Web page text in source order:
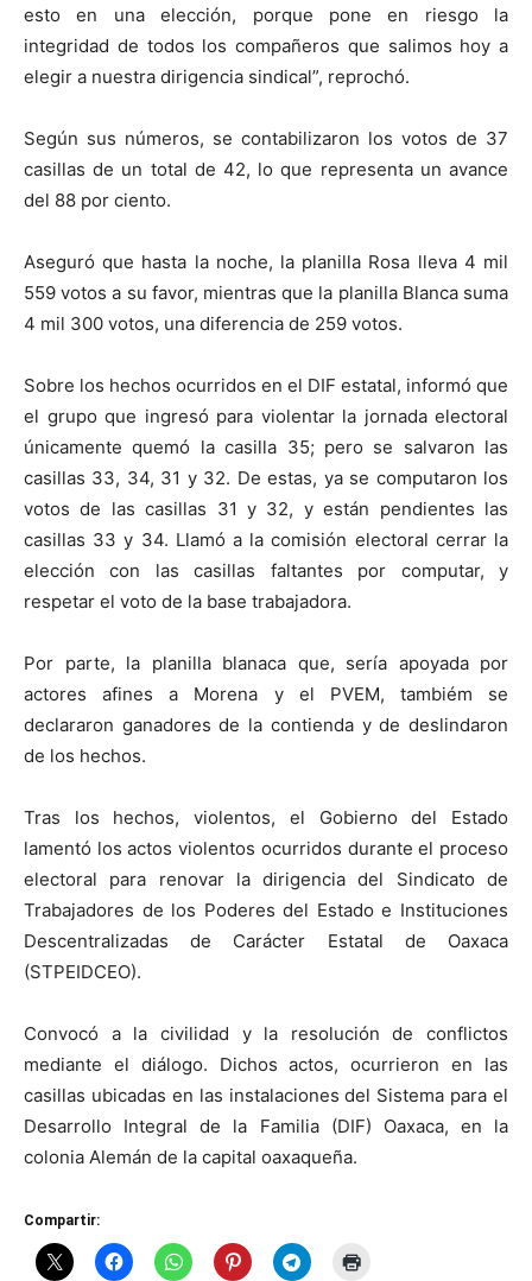
esto en una elección, porque pone en riesgo la
integridad de todos los compañeros que salimos hoy a
elegir a nuestra dirigencia sindical”, reprochó.
Según sus números, se contabilizaron los votos de 37
casillas de un total de 42, lo que representa un avance
del 88 por ciento.
Aseguró que hasta la noche, la planilla Rosa lleva 4 mil
559 votos a su favor, mientras que la planilla Blanca suma
4 mil 300 votos, una diferencia de 259 votos.
Sobre los hechos ocurridos en el DIF estatal, informó que
el grupo que ingresó para violentar la jornada electoral
únicamente quemó la casilla 35; pero se salvaron las
casillas 33, 34, 31 y 32. De estas, ya se computaron los
votos de las casillas 31 y 32, y están pendientes las
casillas 33 y 34. Llamó a la comisión electoral cerrar la
elección con las casillas faltantes por computar, y
respetar el voto de la base trabajadora.
Por parte, la planilla blanaca que, sería apoyada por
actores afines a Morena y el PVEM, tambiém se
declararon ganadores de la contienda y de deslindaron
de los hechos.
Tras los hechos, violentos, el Gobierno del Estado
lamentó los actos violentos ocurridos durante el proceso
electoral para renovar la dirigencia del Sindicato de
Trabajadores de los Poderes del Estado e Instituciones
Descentralizadas de Carácter Estatal de Oaxaca
(STPEIDCEO).
Convocó a la civilidad y la resolución de conflictos
mediante el diálogo. Dichos actos, ocurrieron en las
casillas ubicadas en las instalaciones del Sistema para el
Desarrollo Integral de la Familia (DIF) Oaxaca, en la
colonia Alemán de la capital oaxaqueña.
Compartir: